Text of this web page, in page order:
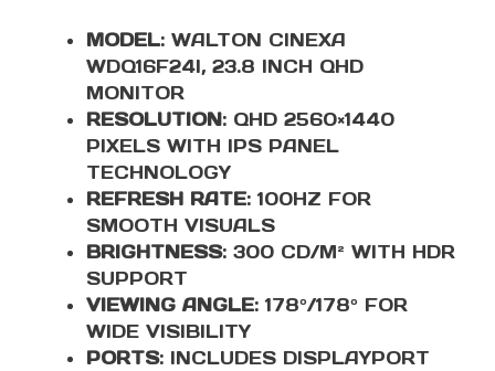
MODEL: WALTON CINEXA
WDQ16F24I, 23.8 INCH QHD
MONITOR
RESOLUTION: QHD 2560×1440
PIXELS WITH IPS PANEL
TECHNOLOGY
REFRESH RATE: 100HZ FOR
SMOOTH VISUALS
BRIGHTNESS: 300 CD/M² WITH HDR
SUPPORT
VIEWING ANGLE: 178º/178º FOR
WIDE VISIBILITY
PORTS: INCLUDES DISPLAYPORT